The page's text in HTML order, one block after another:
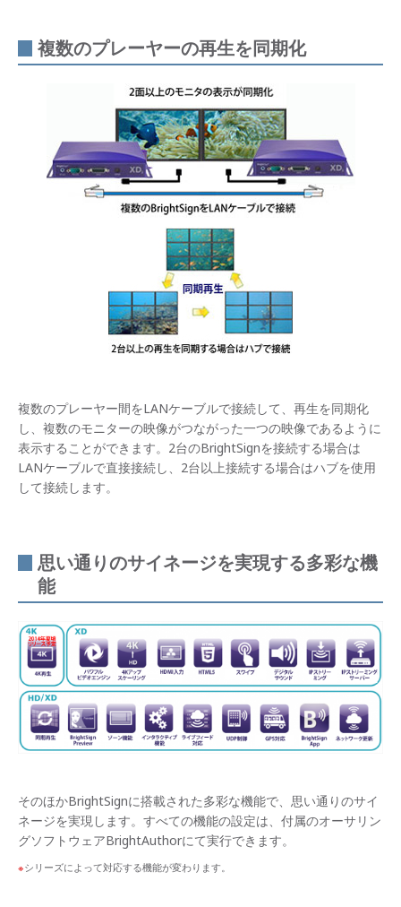
複数のプレーヤーの再生を同期化
複数のプレーヤー間をLANケーブルで接続して、再生を同期化
し、複数のモニターの映像がつながった一つの映像であるように
表示することができます。2台のBrightSignを接続する場合は
LANケーブルで直接接続し、2台以上接続する場合はハブを使用
して接続します。
思い通りのサイネージを実現する多彩な機
能
そのほかBrightSignに搭載された多彩な機能で、思い通りのサイ
ネージを実現します。すべての機能の設定は、付属のオーサリン
グソフトウェアBrightAuthorにて実行できます。
シリーズによって対応する機能が変わります。